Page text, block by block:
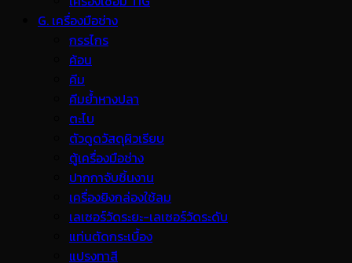
G. เครื่องมือช่าง
กรรไกร
ค้อน
คีม
คีมย้ำหางปลา
ตะไบ
ตัวดูดวัสดุผิวเรียบ
ตู้เครื่องมือช่าง
ปากกาจับชิ้นงาน
เครื่องยิงกล่องใช้ลม
เลเซอร์วัดระยะ-เลเซอร์วัดระดับ
แท่นตัดกระเบื้อง
แปรงทาสี